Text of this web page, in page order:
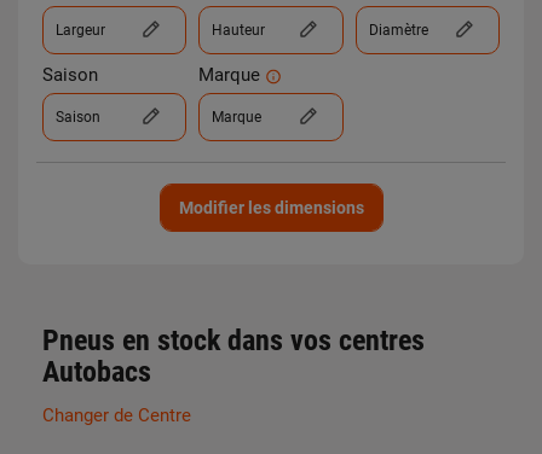
Largeur Hauteur Diamètre
Saison
Saison
Marque
Marque
Modifier les dimensions
Pneus en stock dans vos centres
Autobacs
Changer de Centre